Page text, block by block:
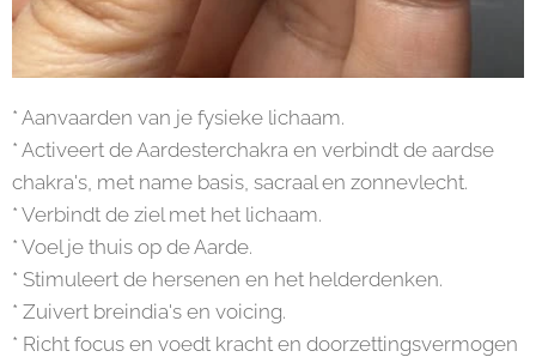
* Aanvaarden van je fysieke lichaam.
* Activeert de Aardesterchakra en verbindt de aardse
chakra's, met name basis, sacraal en zonnevlecht.
* Verbindt de ziel met het lichaam.
* Voel je thuis op de Aarde.
* Stimuleert de hersenen en het helderdenken.
* Zuivert breindia's en voicing.
* Richt focus en voedt kracht en doorzettingsvermogen